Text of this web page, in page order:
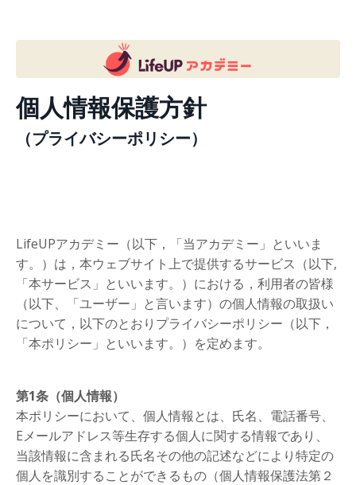
個人情報保護方針
（プライバシーポリシー）
LifeUPアカデミー（以下，「当アカデミー」といいま
す。）は，本ウェブサイト上で提供するサービス（以下,
「本サービス」といいます。）における，利用者の皆様
（以下、「ユーザー」と言います）の個人情報の取扱い
について，以下のとおりプライバシーポリシー（以下，
「本ポリシー」といいます。）を定めます。
第1条（個人情報）
本ポリシーにおいて、個人情報とは、氏名、電話番号、
Eメールアドレス等生存する個人に関する情報であり、
当該情報に含まれる氏名その他の記述などにより特定の
個人を識別することができるもの（個人情報保護法第２